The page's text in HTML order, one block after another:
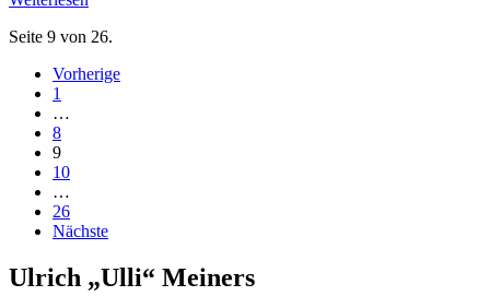
Seite 9 von 26.
Vorherige
1
…
8
9
10
…
26
Nächste
Ulrich „Ulli“ Meiners